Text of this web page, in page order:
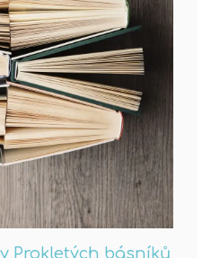
Prokletých básníků